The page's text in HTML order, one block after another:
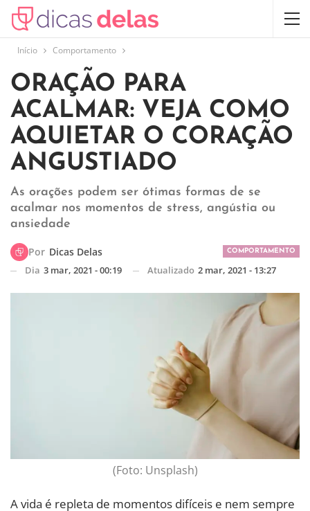
Início Comportamento
ORAÇÃO PARA
ACALMAR: VEJA COMO
AQUIETAR O CORAÇÃO
ANGUSTIADO
As orações podem ser ótimas formas de se
acalmar nos momentos de stress, angústia ou
ansiedade
COMPORTAMENTO
Por Dicas Delas
Dia 3 mar, 2021 - 00:19 Atualizado 2 mar, 2021 - 13:27
(Foto: Unsplash)
A vida é repleta de momentos difíceis e nem sempre